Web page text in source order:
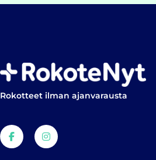
Rokotteet ilman ajanvarausta